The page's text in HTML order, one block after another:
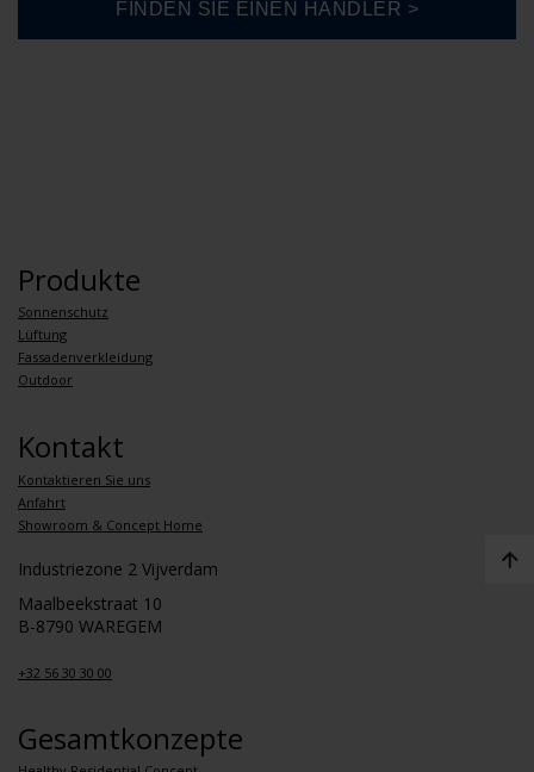
Produkte
Sonnenschutz
Lüftung
Fassadenverkleidung
Outdoor
Kontakt
Kontaktieren Sie uns
Anfahrt
Showroom & Concept Home
Industriezone 2 Vijverdam
Maalbeekstraat 10
B-8790 WAREGEM
+32 56 30 30 00
Gesamtkonzepte